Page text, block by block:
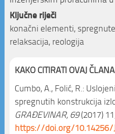
Ključne riječi
konačni elementi,
relaksacija, reologija
KAKO CITIRATI OVAJ
Cumbo, A., Folić, R.:
spregnutih konstrukcija
GRAĐEVINAR, 69(2017)
https://doi.org/10.14256/